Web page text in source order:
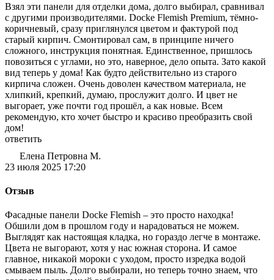
Взял эти панели для отделки дома, долго выбирал, сравнивал
с другими производителями. Docke Flemish Premium, тёмно-
коричневый, сразу приглянулся цветом и фактурой под
старый кирпич. Смонтировал сам, в принципе ничего
сложного, инструкция понятная. Единственное, пришлось
повозиться с углами, но это, наверное, дело опыта. Зато какой
вид теперь у дома! Как будто действительно из старого
кирпича сложен. Очень доволен качеством материала, не
хлипкий, крепкий, думаю, прослужит долго. И цвет не
выгорает, уже почти год прошёл, а как новые. Всем
рекомендую, кто хочет быстро и красиво преобразить свой
дом!
ответить
Елена Петровна М.
23 июля 2025 17:20
Отзыв
Фасадные панели Docke Flemish – это просто находка!
Обшили дом в прошлом году и нарадоваться не можем.
Выглядят как настоящая кладка, но гораздо легче в монтаже.
Цвета не выгорают, хотя у нас южная сторона. И самое
главное, никакой мороки с уходом, просто изредка водой
смываем пыль. Долго выбирали, но теперь точно знаем, что